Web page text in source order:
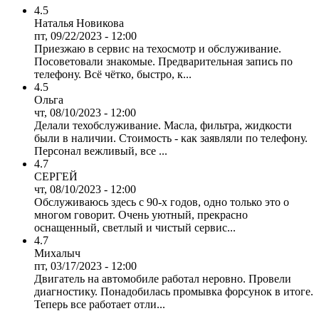
4.5
Наталья Новикова
пт, 09/22/2023 - 12:00
Приезжаю в сервис на техосмотр и обслуживание.
Посоветовали знакомые. Предварительная запись по
телефону. Всё чётко, быстро, к...
4.5
Ольга
чт, 08/10/2023 - 12:00
Делали техобслуживание. Масла, фильтра, жидкости
были в наличии. Стоимость - как заявляли по телефону.
Персонал вежливый, все ...
4.7
СЕРГЕЙ
чт, 08/10/2023 - 12:00
Обслуживаюсь здесь с 90-х годов, одно только это о
многом говорит. Очень уютный, прекрасно
оснащенный, светлый и чистый сервис...
4.7
Михалыч
пт, 03/17/2023 - 12:00
Двигатель на автомобиле работал неровно. Провели
диагностику. Понадобилась промывка форсунок в итоге.
Теперь все работает отли...